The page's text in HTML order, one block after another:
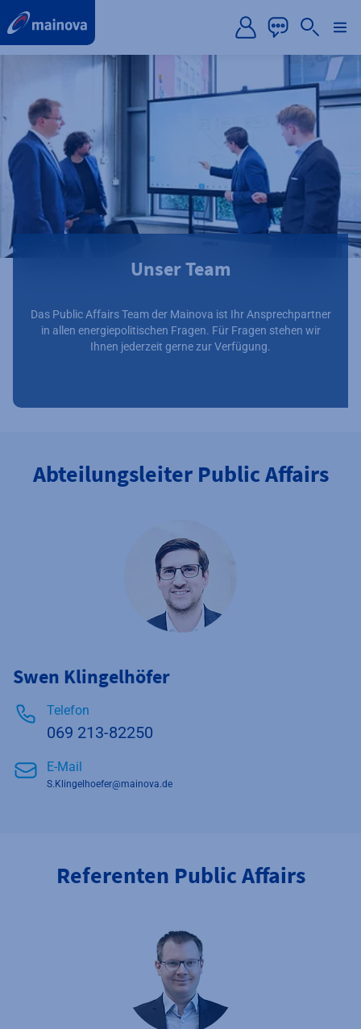
Unser Team
Das Public Affairs Team der Mainova ist Ihr Ansprechpartner
in allen energiepolitischen Fragen. Für Fragen stehen wir
Ihnen jederzeit gerne zur Verfügung.
Abteilungsleiter Public Affairs
Swen Klingelhöfer
Telefon
069 213-82250
E-Mail
S.Klingelhoefer@mainova.de
Referenten Public Affairs